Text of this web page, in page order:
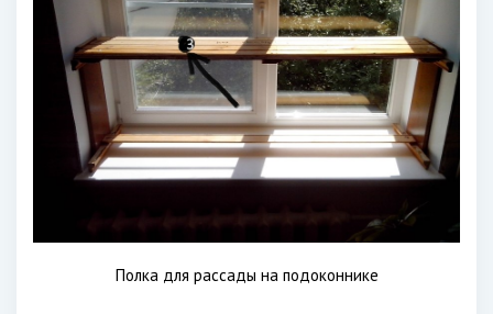
Полка для рассады на подоконнике